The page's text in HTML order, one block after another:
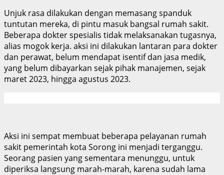
Unjuk rasa dilakukan dengan memasang spanduk
tuntutan mereka, di pintu masuk bangsal rumah sakit.
Beberapa dokter spesialis tidak melaksanakan tugasnya,
alias mogok kerja. aksi ini dilakukan lantaran para dokter
dan perawat, belum mendapat isentif dan jasa medik,
yang belum dibayarkan sejak pihak manajemen, sejak
maret 2023, hingga agustus 2023.
Aksi ini sempat membuat beberapa pelayanan rumah
sakit pemerintah kota Sorong ini menjadi terganggu.
Seorang pasien yang sementara menunggu, untuk
diperiksa langsung marah-marah, karena sudah lama